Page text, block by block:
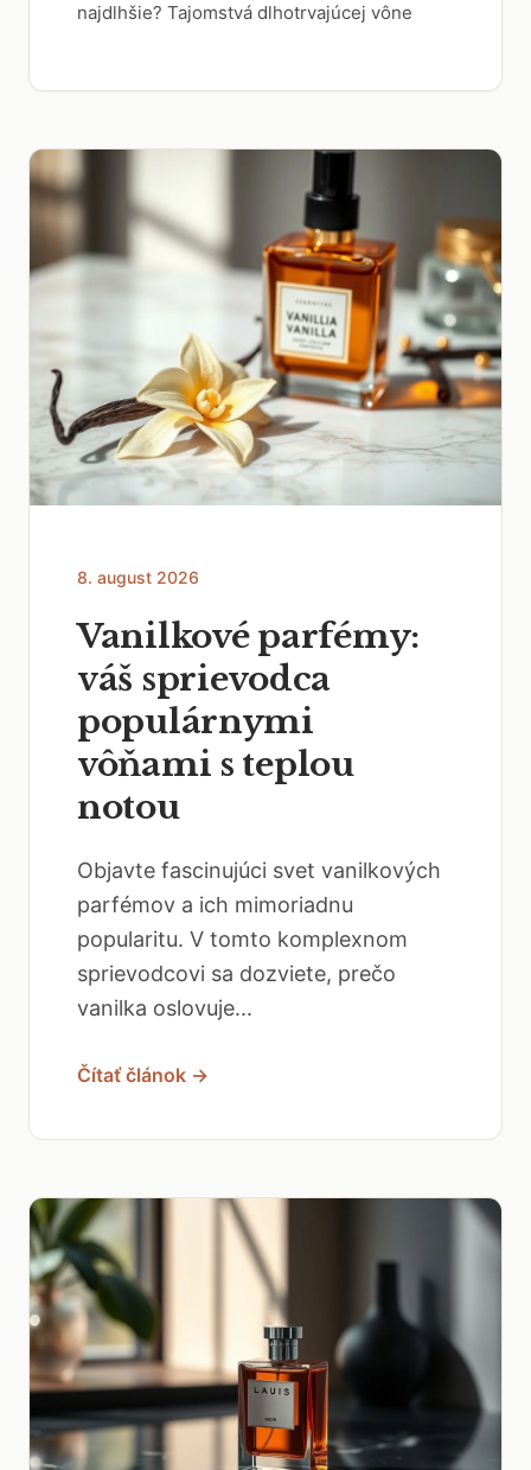
najdlhšie? Tajomstvá dlhotrvajúcej vône
8. august 2026
Vanilkové parfémy:
váš sprievodca
populárnymi
vôňami s teplou
notou
Objavte fascinujúci svet vanilkových
parfémov a ich mimoriadnu
popularitu. V tomto komplexnom
sprievodcovi sa dozviete, prečo
vanilka oslovuje...
Čítať článok →